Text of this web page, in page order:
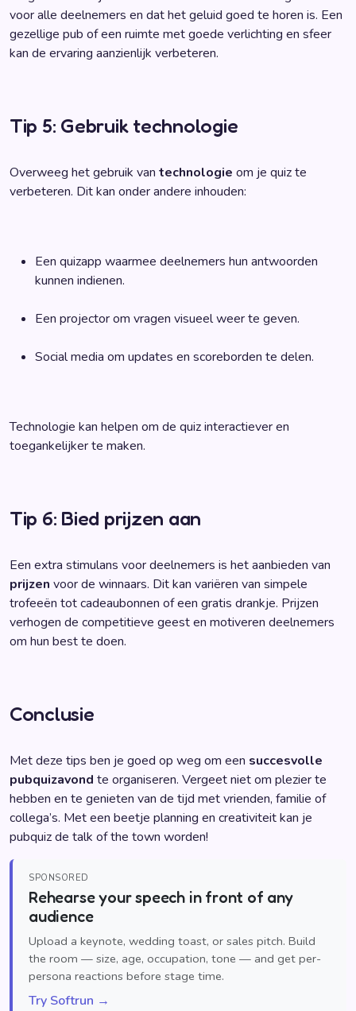
voor alle deelnemers en dat het geluid goed te horen is. Een
gezellige pub of een ruimte met goede verlichting en sfeer
kan de ervaring aanzienlijk verbeteren.
Tip 5: Gebruik technologie
Overweeg het gebruik van technologie om je quiz te
verbeteren. Dit kan onder andere inhouden:
Een quizapp waarmee deelnemers hun antwoorden
kunnen indienen.
Een projector om vragen visueel weer te geven.
Social media om updates en scoreborden te delen.
Technologie kan helpen om de quiz interactiever en
toegankelijker te maken.
Tip 6: Bied prijzen aan
Een extra stimulans voor deelnemers is het aanbieden van
prijzen voor de winnaars. Dit kan variëren van simpele
trofeeën tot cadeaubonnen of een gratis drankje. Prijzen
verhogen de competitieve geest en motiveren deelnemers
om hun best te doen.
Conclusie
Met deze tips ben je goed op weg om een succesvolle
pubquizavond te organiseren. Vergeet niet om plezier te
hebben en te genieten van de tijd met vrienden, familie of
collega’s. Met een beetje planning en creativiteit kan je
pubquiz de talk of the town worden!
SPONSORED
Rehearse your speech in front of any
audience
Upload a keynote, wedding toast, or sales pitch. Build
the room — size, age, occupation, tone — and get per-
persona reactions before stage time.
Try Softrun →